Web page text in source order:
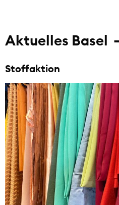
Aktuelles Basel
Stoffaktion